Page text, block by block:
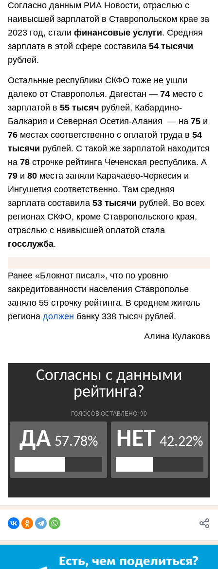
Согласно данным РИА Новости, отраслью с
наивысшей зарплатой в Ставропольском крае за
2023 год, стали финансовые услуги. Средняя
зарплата в этой сфере составила 54 тысячи
рублей.
Остальные республики СКФО тоже не ушли
далеко от Ставрополья. Дагестан — 74 место с
зарплатой в 55 тысяч рублей, Кабардино-
Балкария и Северная Осетия-Алания — на 75 и
76 местах соответственно с оплатой труда в 54
тысячи рублей. С такой же зарплатой находится
на 78 строчке рейтинга Чеченская республика. А
79 и 80 места заняли Карачаево-Черкесия и
Ингушетия соответственно. Там средняя
зарплата составила 53 тысячи рублей. Во всех
регионах СКФО, кроме Ставропольского края,
отраслью с наивысшей оплатой стала
госслужба.
Ранее «Блокнот писал», что по уровню
закредитованности населения Ставрополье
заняло 55 строчку рейтинга. В среднем житель
региона должен банку 338 тысяч рублей.
Алина Кулакова